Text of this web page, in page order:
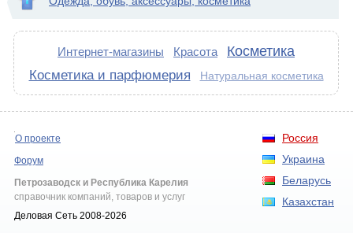
Интернет-магазины Красота Косметика
Косметика и парфюмерия Натуральная косметика
Россия
Украина
Беларусь
Казахстан
О проекте
Форум
Петрозаводск и Республика Карелия
справочник компаний, товаров и услуг
Деловая Сеть 2008-2026